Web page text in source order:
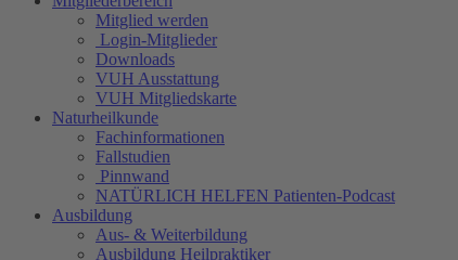
Mitglied werden
Login-Mitglieder
Downloads
VUH Ausstattung
VUH Mitgliedskarte
Naturheilkunde
Fachinformationen
Fallstudien
Pinnwand
NATÜRLICH HELFEN Patienten-Podcast
Ausbildung
Aus- & Weiterbildung
Ausbildung Heilpraktiker